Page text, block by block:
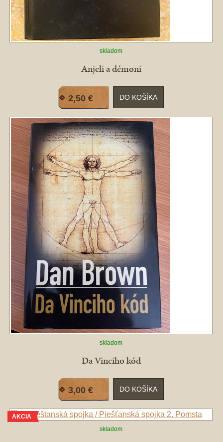
skladom
Anjeli a démoni
2,50 € DO KOŠÍKA
skladom
Da Vinciho kód
3,00 € DO KOŠÍKA
skladom
AKCIA